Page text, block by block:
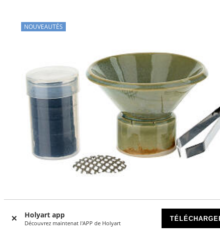
Holyart app
Découvrez maintenat l'APP de Holyart
NOUVEAUTÉS